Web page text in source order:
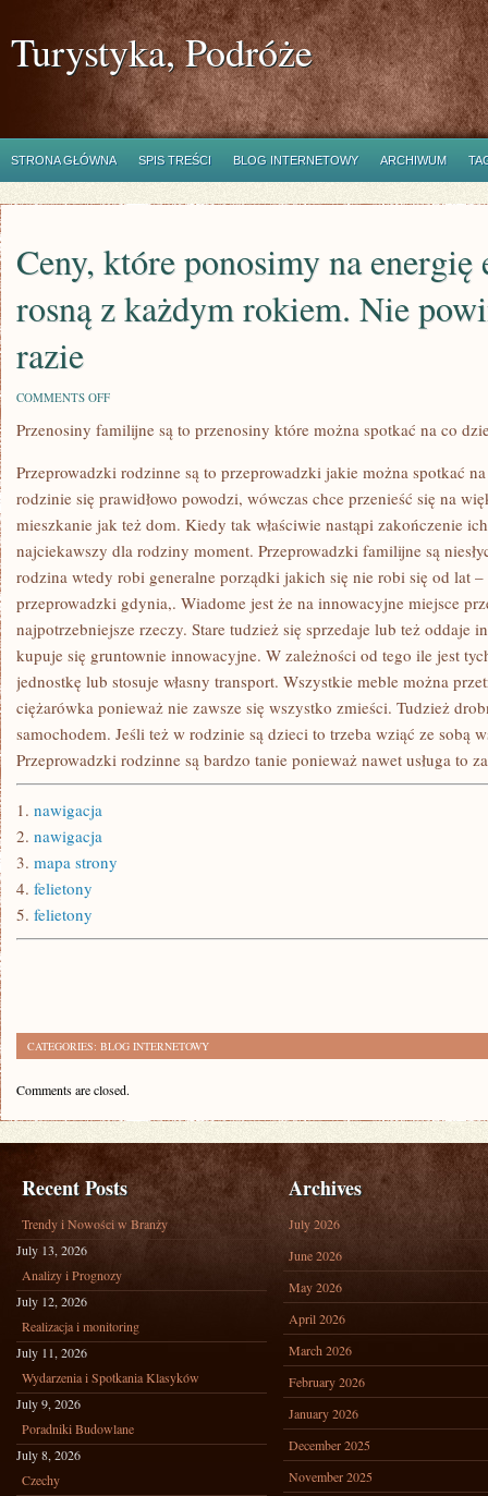
Turystyka, Podróże
STRONA GŁÓWNA SPIS TREŚCI BLOG INTERNETOWY ARCHIWUM
Ceny, które ponosimy na energię
rosną z każdym rokiem. Nie
razie
COMMENTS OFFON
KTÓRE
PONOSIMY
ENERGIĘ
ELEKTRYCZNĄ
ROSNĄ
Z
KAŻDYM
ROKIEM.
NIE
W
TAKIM
RAZIE
Przenosiny familijne są to przenosiny które można spotkać na co
Przeprowadzki rodzinne są to przeprowadzki jakie można spotkać
rodzinie się prawidłowo powodzi, wówczas chce przenieść się na
mieszkanie jak też dom. Kiedy tak właściwie nastąpi zakończenie
najciekawszy dla rodziny moment. Przeprowadzki familijne są
rodzina wtedy robi generalne porządki jakich się nie robi się od lat
przeprowadzki gdynia,. Wiadome jest że na innowacyjne miejsce
najpotrzebniejsze rzeczy. Stare tudzież się sprzedaje lub też oddaje
kupuje się gruntownie innowacyjne. W zależności od tego ile jest
jednostkę lub stosuje własny transport. Wszystkie meble można
ciężarówka ponieważ nie zawsze się wszystko zmieści. Tudzież
samochodem. Jeśli też w rodzinie są dzieci to trzeba wziąć ze sobą
Przeprowadzki rodzinne są bardzo tanie ponieważ nawet usługa to
1. nawigacja
2. nawigacja
3. mapa strony
4. felietony
5. felietony
CATEGORIES: BLOG INTERNETOWY
Comments are closed.
Recent Posts
Trendy i Nowości w Branży
July 13, 2026
Analizy i Prognozy
July 12, 2026
Realizacja i monitoring
July 11, 2026
Wydarzenia i Spotkania Klasyków
July 9, 2026
Poradniki Budowlane
July 8, 2026
Czechy
Archives
July 2026
June 2026
May 2026
April 2026
March 2026
February 2026
January 2026
December 2025
November 2025